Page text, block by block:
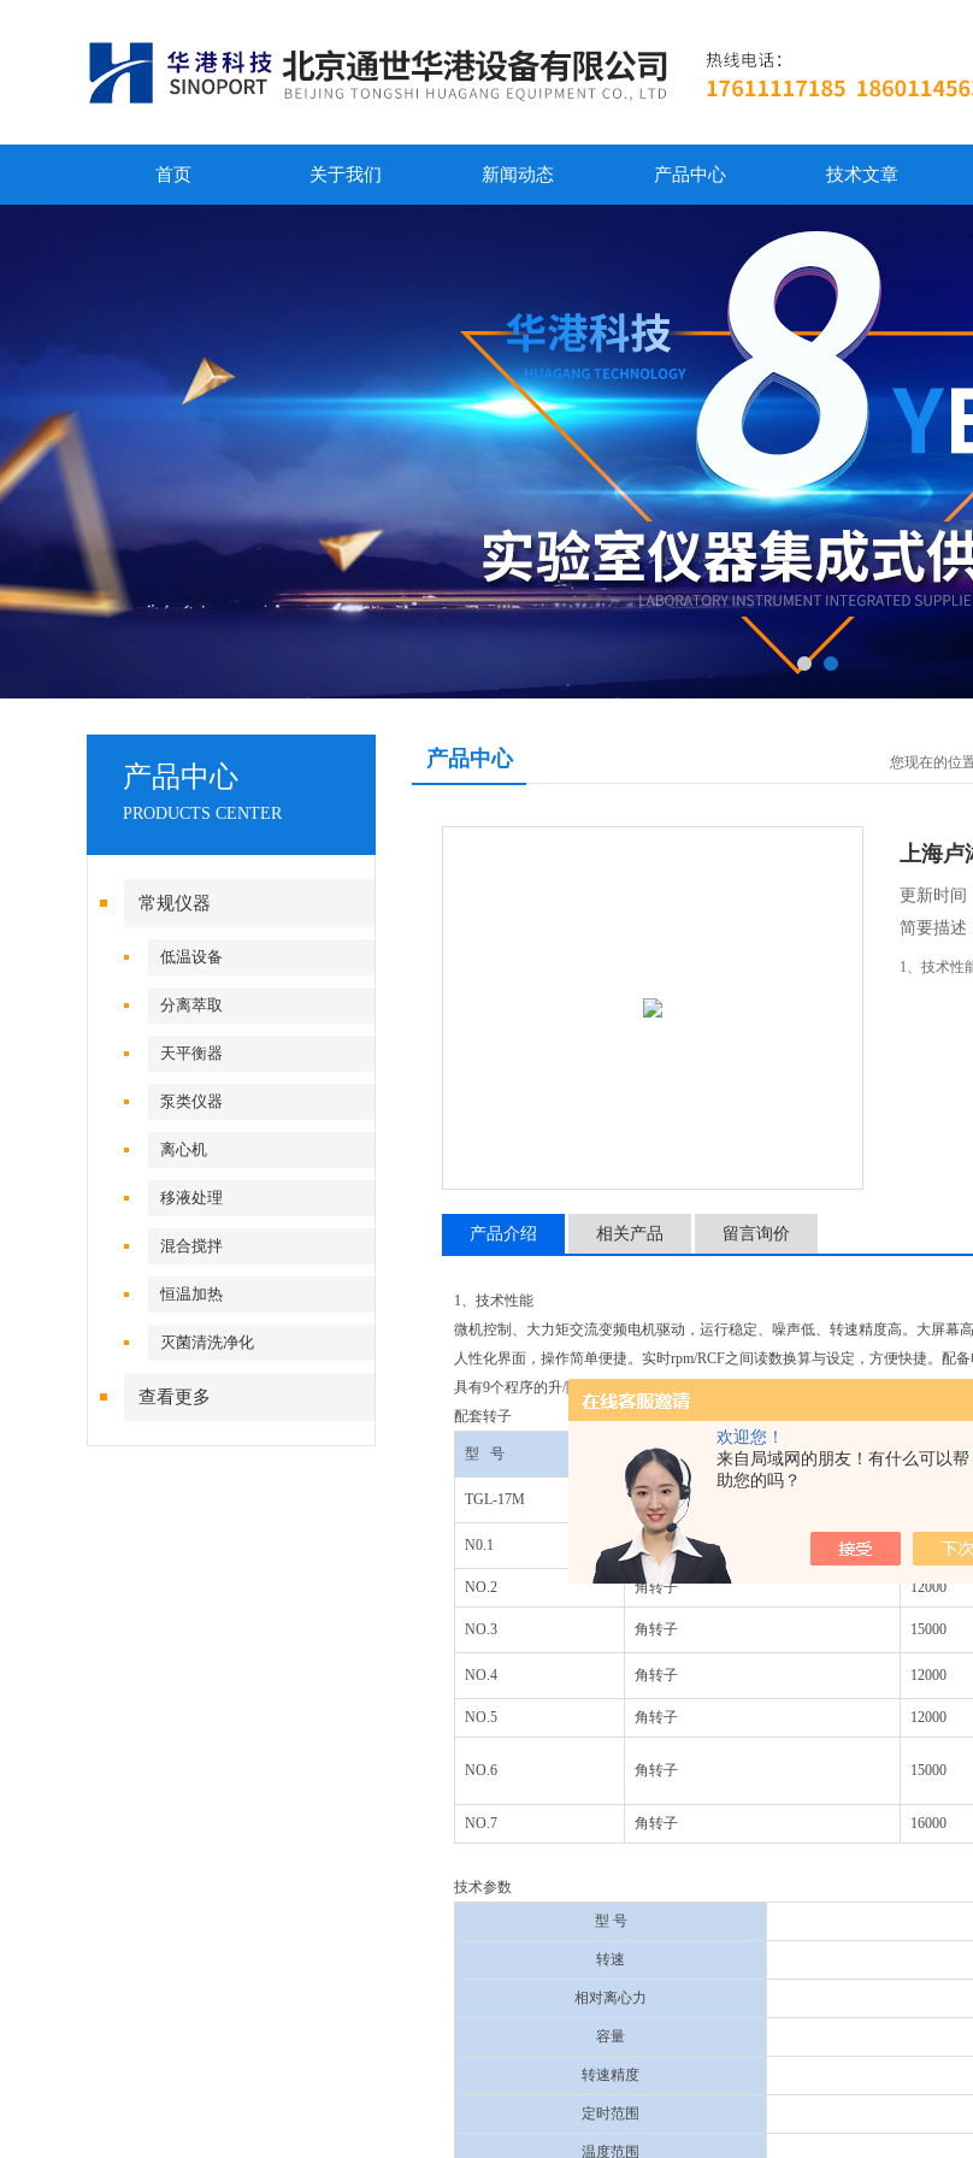
欢迎您！
来自局域网的朋友！有什么可以帮
助您的吗？
首页 关于我们 新闻动态 产品中心 技术文章
产品中心
PRODUCTS CENTER
常规仪器
低温设备
分离萃取
天平衡器
泵类仪器
离心机
移液处理
混合搅拌
恒温加热
灭菌清洗净化
查看更多
产品中心 您现在的位
上海卢
更新时间
简要描述
1、技术性
产品介绍 相关产品 留言询价
1、技术性能
微机控制、大力矩交流变频电机驱动，运行稳定、噪声低、转速精度高。大屏幕
人性化界面，操作简单便捷。实时rpm/RCF之间读数换算与设定，方便快捷。配
具有9个程序的升/降速率曲线，可根据需要设置升/降速时间。具有转子识别功能
配套转子
型 号 产品名称 转速r/min
TGL-17M 台式高速冷冻离心机
N0.1 角转子 17000
NO.2 角转子 12000
NO.3 角转子 15000
NO.4 角转子 12000
NO.5 角转子 12000
NO.6 角转子 15000
NO.7 角转子 16000
技术参数
型 号
转速
相对离心力
容量
转速精度
定时范围
温度范围